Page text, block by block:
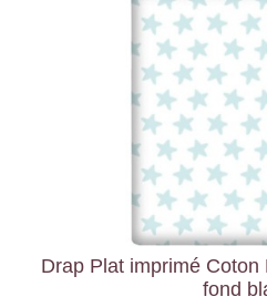
Drap Plat imprimé
fond